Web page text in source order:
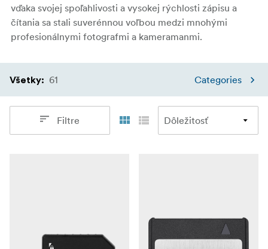
vďaka svojej spoľahlivosti a vysokej rýchlosti zápisu a
čítania sa stali suverénnou voľbou medzi mnohými
profesionálnymi fotografmi a kameramanmi.
Všetky: 61 Categories
Filtre